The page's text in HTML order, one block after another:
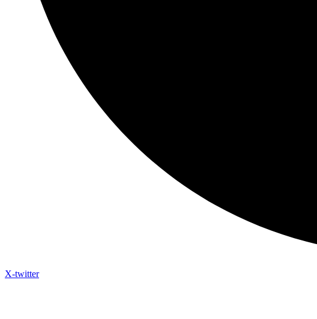
X-twitter